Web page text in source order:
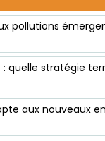
pollutions
quelle stratégie
aux nouveaux